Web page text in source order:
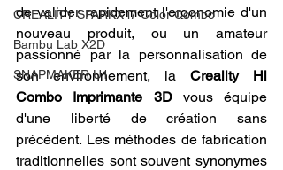
CREALITY SPARKX i7 Color Combo
Bambu Lab X2D
SNAPMAKER U1
de valider rapidement l'ergonomie d'un
nouveau produit, ou un amateur
passionné par la personnalisation de
son environnement, la Creality Hi
Combo Imprimante 3D vous équipe
d'une liberté de création sans
précédent. Les méthodes de fabrication
traditionnelles sont souvent synonymes